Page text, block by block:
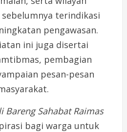
sebelumnya terindikasi
pengawasan.
ini juga disertai
pembagian
pesan-pesan
BarengSahabatRaimas
bagi warga untuk